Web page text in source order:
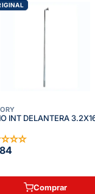
INT DELANTERA
☆☆☆
Comprar